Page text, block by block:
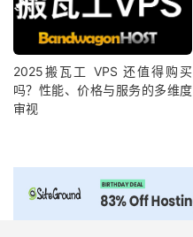
2025搬瓦工 VPS 还值得购买
吗？性能、价格与服务的多维度
审视